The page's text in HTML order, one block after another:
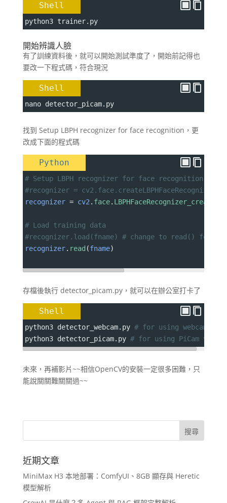
Shell
python3 trainer.py
開始辨識人臉
有了訓練資料後，就可以開始測試準度了，開始前記得也
要改一下程式碼，符合現況
Shell
nano detector_picam.py
找到 Setup LBPH recognizer for face recognition，更
改成下面的程式碼
Python
# Setup LBPH recognizer for face recognition
#recognizer = cv2.face.createLBPHFaceRecognizer()
recognizer = cv2 . face. LBPHFaceRecognizer_create
# Load training data
#recognizer.load(fname) # change to read() for
recognizer. read (fname)
存檔後執行 detector_picam.py，就可以在辦公室打卡了
Shell
python3 detector_webcam.py # for using webcam
python3 detector_picam.py # for using PiCam v2
未來，再補影片~~相信OpenCV的安裝一定很多困難，只
能說關關難關關過~~
近期文章
MiniMax H3 本地部署：ComfyUI、8GB 顯存與 Heretic
模型解析